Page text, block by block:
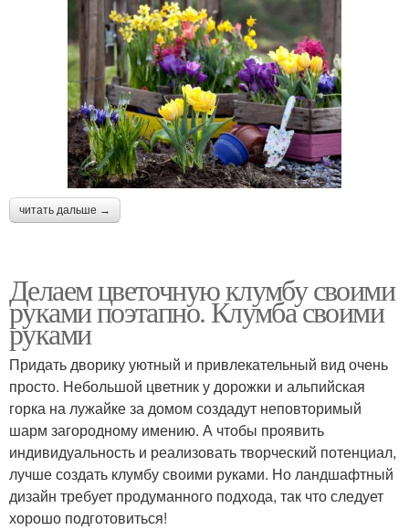
читать дальше →
Делаем цветочную клумбу своими
руками поэтапно. Клумба своими
руками
Придать дворику уютный и привлекательный вид очень
просто. Небольшой цветник у дорожки и альпийская
горка на лужайке за домом создадут неповторимый
шарм загородному имению. А чтобы проявить
индивидуальность и реализовать творческий потенциал,
лучше создать клумбу своими руками. Но ландшафтный
дизайн требует продуманного подхода, так что следует
хорошо подготовиться!